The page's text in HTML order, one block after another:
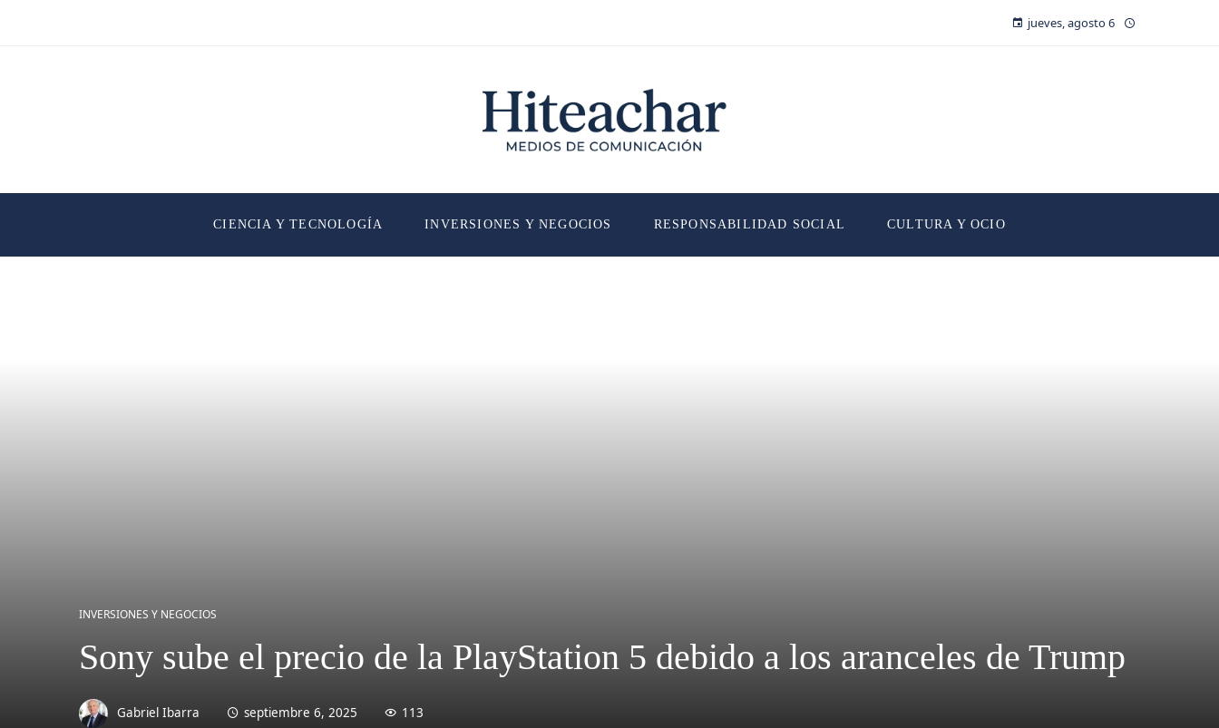
jueves, agosto 6
CIENCIA Y TECNOLOGÍA INVERSIONES Y NEGOCIOS RESPONSABILIDAD SOCIAL CULTURA Y OCIO
INVERSIONES Y NEGOCIOS
Sony sube el precio de la PlayStation 5 debido a los aranceles de Trump
Gabriel Ibarra septiembre 6, 2025 113